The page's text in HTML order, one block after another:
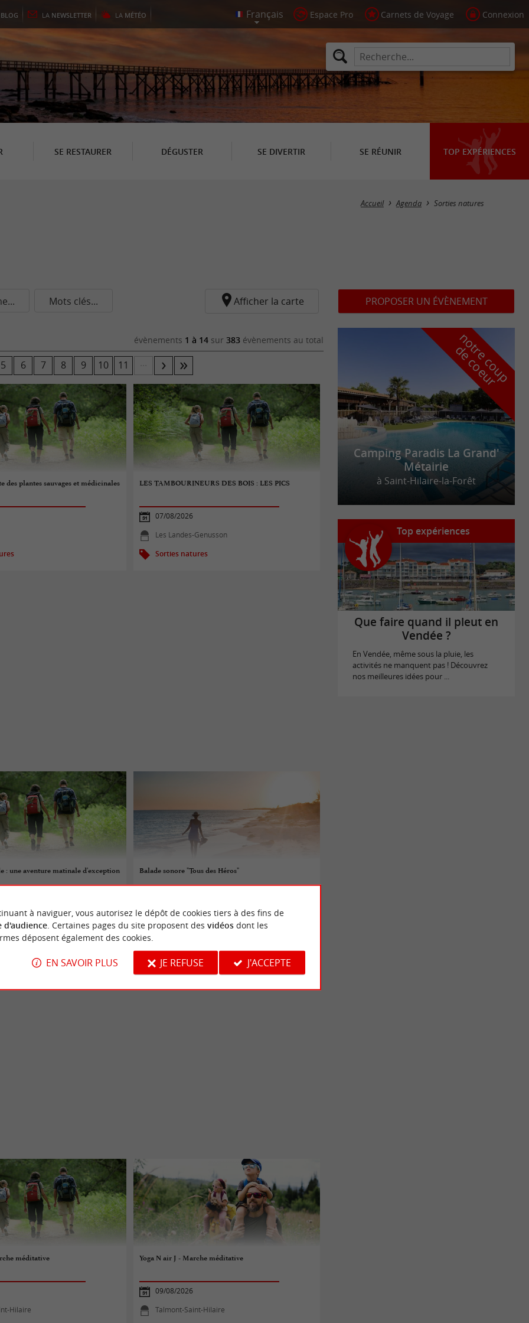
BLOG LA NEWSLETTER LA MÉTÉO Espace Pro Carnets de Voyage Connexion
SE RESTAURER DÉGUSTER SE DIVERTIR SE RÉUNIR TOP EXPÉRIENCES
Accueil Agenda Sorties natures
Mots clés... Afficher la carte
évènements 1 à 14 sur 383 évènements au total
5 6 7 8 9 10 11
des plantes sauvages et médicinales LES TAMBOURINEURS DES BOIS : LES PICS
07/08/2026
Les Landes-Genusson
Sorties natures
: une aventure matinale d'exception
Balade sonore "Tous des Héros"
Fontenay-le-Comte
méditative
Hilaire
Yoga N air J - Marche méditative
09/08/2026
Talmont-Saint-Hilaire
PROPOSER UN ÉVÈNEMENT
n
o
t
r
e
c
o
u
p
d
e
c
o
e
u
r
Camping Paradis La Grand'
Métairie
à Saint-Hilaire-la-Forêt
Top expériences
Que faire quand il pleut en
Vendée ?
En Vendée, même sous la pluie, les
activités ne manquent pas ! Découvrez
nos meilleures idées pour ...
à naviguer, vous autorisez le dépôt de cookies tiers à des fins de
d'audience. Certaines pages du site proposent des vidéosdont les
déposent également des cookies.
EN SAVOIR PLUS JE REFUSE J'ACCEPTE